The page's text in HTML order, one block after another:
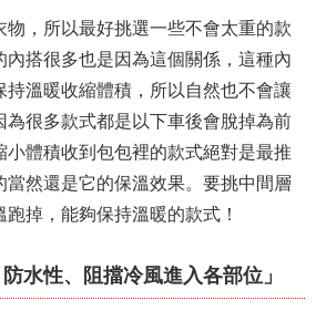
物，所以最好挑選一些不會太重的款
內搭很多也是因為這個關係，這種內
持溫暖收縮體積，所以自然也不會讓
為很多款式都是以下車後會脫掉為前
小體積收到包包裡的款式絕對是最推
然還是它的保溫效果。要挑中間層
跑掉，能夠保持溫暖的款式！
水性、阻擋冷風進入各部位」